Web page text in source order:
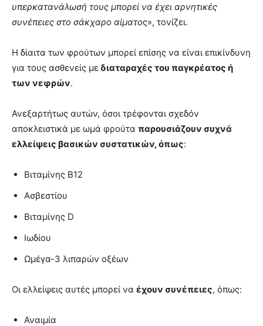
υπερκατανάλωσή τους μπορεί να έχει αρνητικές
συνέπειες στο σάκχαρο αίματος», τονίζει.
Η δίαιτα των φρούτων μπορεί επίσης να είναι επικίνδυνη
για τους ασθενείς με διαταραχές του παγκρέατος ή
των νεφρών.
Ανεξαρτήτως αυτών, όσοι τρέφονται σχεδόν
αποκλειστικά με ωμά φρούτα παρουσιάζουν συχνά
ελλείψεις βασικών συστατικών, όπως:
Βιταμίνης Β12
Ασβεστίου
Βιταμίνης D
Ιωδίου
Ωμέγα-3 λιπαρών οξέων
Οι ελλείψεις αυτές μπορεί να έχουν συνέπειες, όπως:
Αναιμία